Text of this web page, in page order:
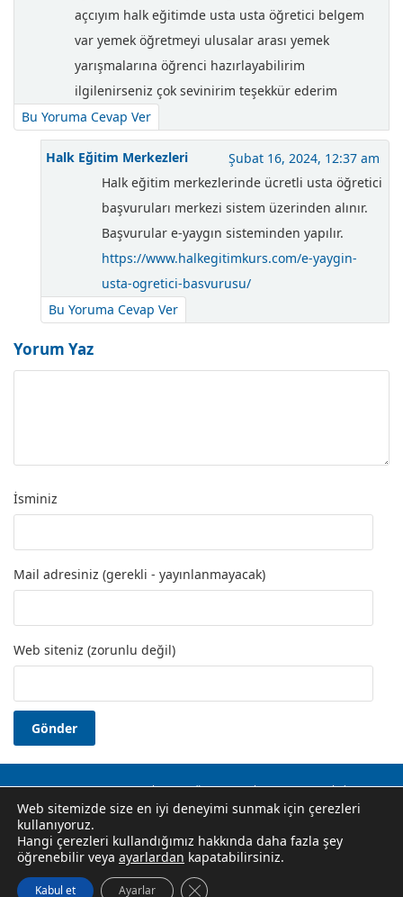
açcıyım halk eğitimde usta usta öğretici belgem
var yemek öğretmeyi ulusalar arası yemek
yarışmalarına öğrenci hazırlayabilirim
ilgilenirseniz çok sevinirim teşekkür ederim
Bu Yoruma Cevap Ver
Halk Eğitim Merkezleri
Şubat 16, 2024, 12:37 am
Halk eğitim merkezlerinde ücretli usta öğretici
başvuruları merkezi sistem üzerinden alınır.
Başvurular e-yaygın sisteminden yapılır.
https://www.halkegitimkurs.com/e-yaygin-
usta-ogretici-basvurusu/
Bu Yoruma Cevap Ver
Yorum Yaz
İsminiz
Mail adresiniz (gerekli - yayınlanmayacak)
Web siteniz (zorunlu değil)
Okuma Yazma Kursu Usta Öğretici Hakkında
İletişim
Gizlilik Politikası
Halk Eğitim Merkezi Kursları, E-Yaygın Kurs Başvuruları, Hem
Halk Eğitim Merkezleri İletişim Bilgileri, Ustalık, Usta Öğretici
Web sitemizde size en iyi deneyimi sunmak için çerezleri
kullanıyoruz.
Hangi çerezleri kullandığımız hakkında daha fazla şey
öğrenebilir veya ayarlardan kapatabilirsiniz.
Kabul et Ayarlar GDPR çerez şeridini kapat